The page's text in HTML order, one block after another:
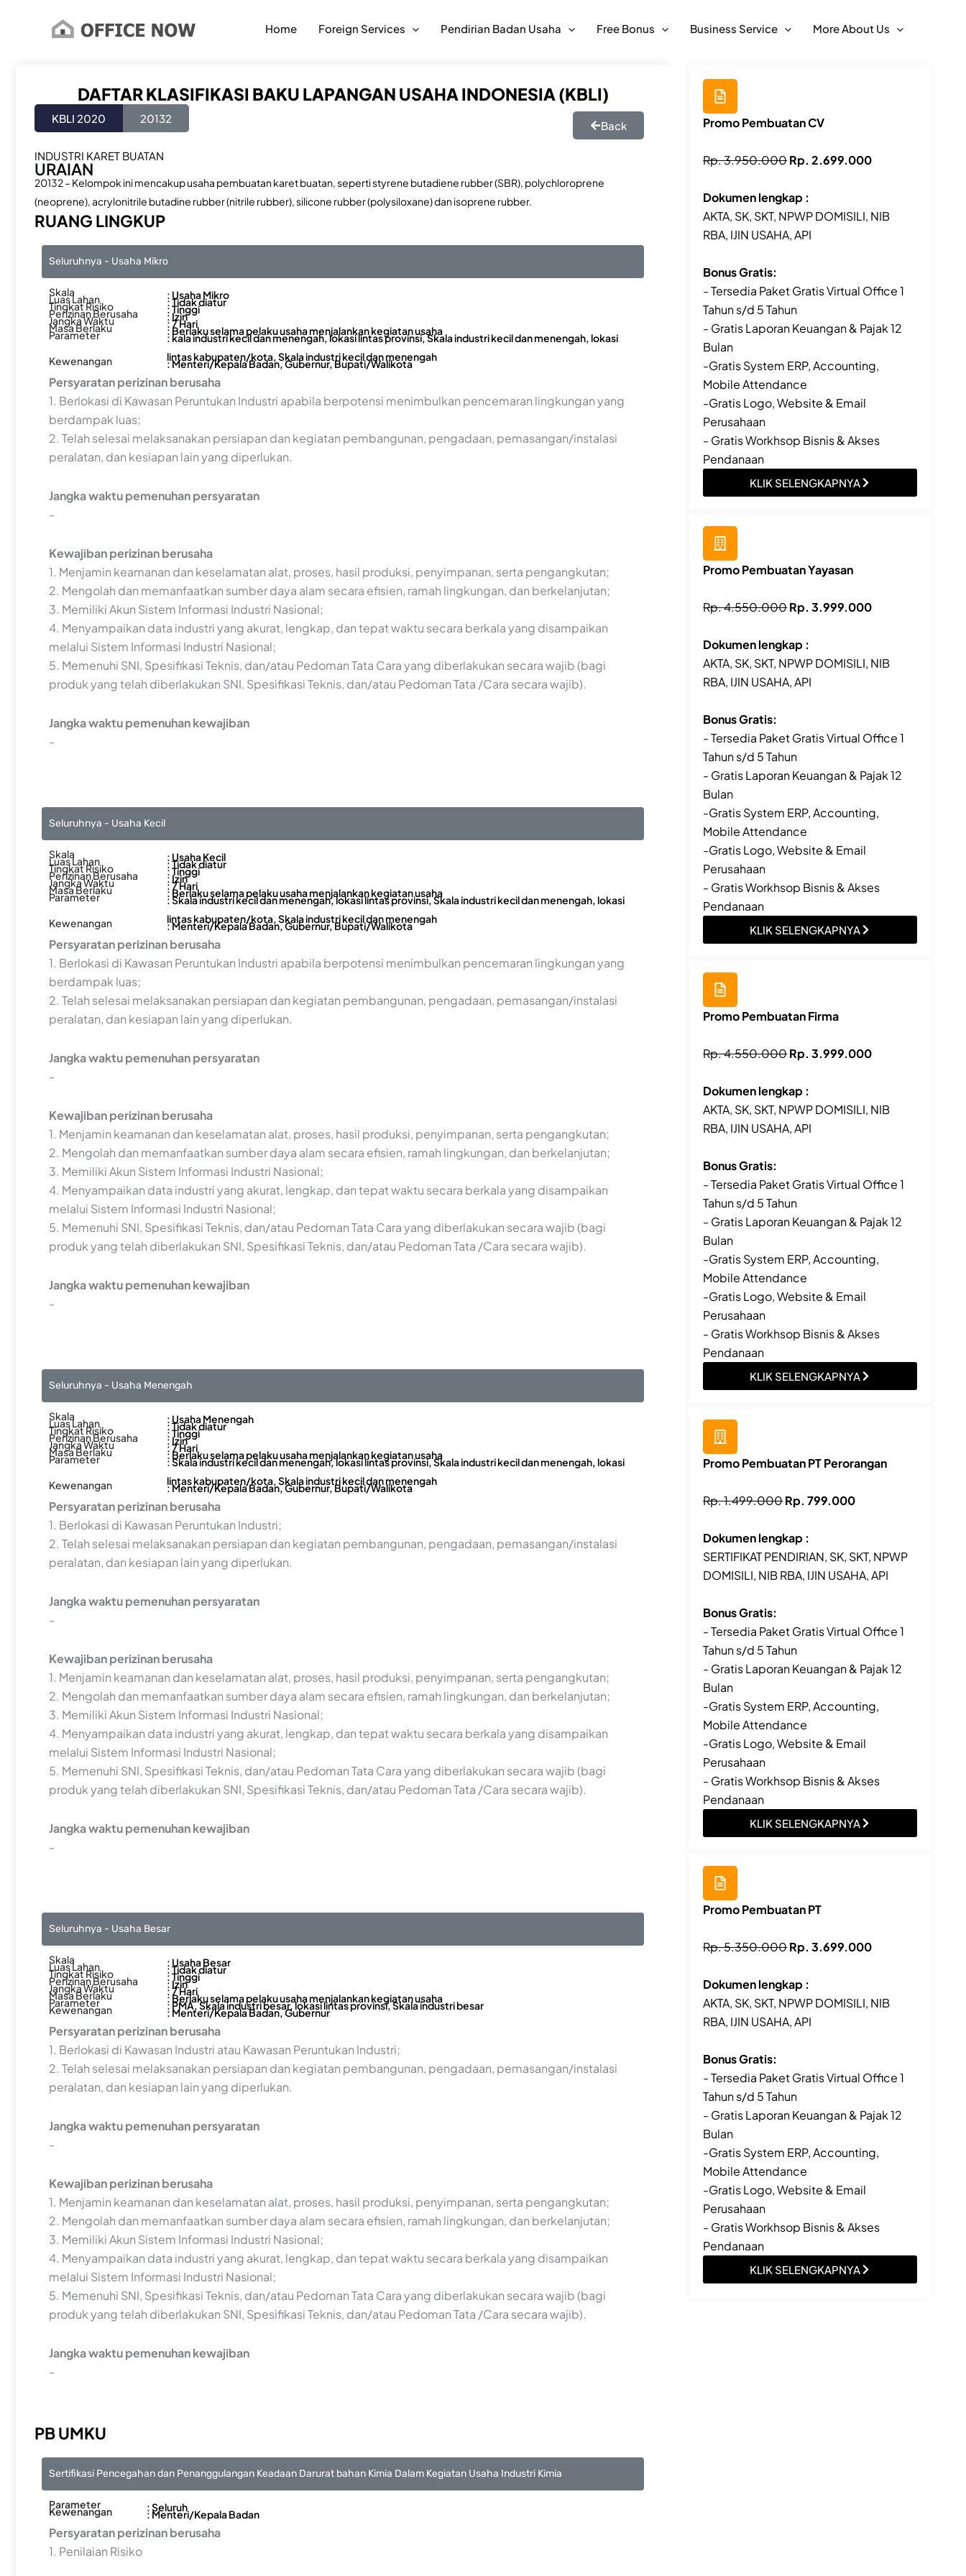
Home Foreign Services Pendirian Badan Usaha Free Bonus Business Service More About Us
DAFTAR KLASIFIKASI BAKU LAPANGAN USAHA INDONESIA (KBLI)
KBLI 2020 20132
Back
INDUSTRI KARET BUATAN
URAIAN
20132 – Kelompok ini mencakup usaha pembuatan karet buatan, seperti styrene butadiene rubber (SBR), polychloroprene
(neoprene), acrylonitrile butadine rubber (nitrile rubber), silicone rubber (polysiloxane) dan isoprene rubber.
RUANG LINGKUP
Seluruhnya - Usaha Mikro
Skala : Usaha Mikro
Luas Lahan : Tidak diatur
Tingkat Risiko : Tinggi
Perizinan Berusaha : Izin
Jangka Waktu : 7 Hari
Masa Berlaku : Berlaku selama pelaku usaha menjalankan kegiatan usaha
Parameter
: kala industri kecil dan menengah, lokasi lintas provinsi, Skala industri kecil dan menengah, lokasi
lintas kabupaten/kota, Skala industri kecil dan menengah
Kewenangan : Menteri/Kepala Badan, Gubernur, Bupati/Walikota
Persyaratan perizinan berusaha
1. Berlokasi di Kawasan Peruntukan Industri apabila berpotensi menimbulkan pencemaran lingkungan yang
berdampak luas;
2. Telah selesai melaksanakan persiapan dan kegiatan pembangunan, pengadaan, pemasangan/instalasi
peralatan, dan kesiapan lain yang diperlukan.
Jangka waktu pemenuhan persyaratan
-
Kewajiban perizinan berusaha
1. Menjamin keamanan dan keselamatan alat, proses, hasil produksi, penyimpanan, serta pengangkutan;
2. Mengolah dan memanfaatkan sumber daya alam secara efisien, ramah lingkungan, dan berkelanjutan;
3. Memiliki Akun Sistem Informasi Industri Nasional;
4. Menyampaikan data industri yang akurat, lengkap, dan tepat waktu secara berkala yang disampaikan
melalui Sistem Informasi Industri Nasional;
5. Memenuhi SNI, Spesifikasi Teknis, dan/atau Pedoman Tata Cara yang diberlakukan secara wajib (bagi
produk yang telah diberlakukan SNI, Spesifikasi Teknis, dan/atau Pedoman Tata /Cara secara wajib).
Jangka waktu pemenuhan kewajiban
-
Seluruhnya - Usaha Kecil
Skala : Usaha Kecil
Luas Lahan : Tidak diatur
Tingkat Risiko : Tinggi
Perizinan Berusaha : Izin
Jangka Waktu : 7 Hari
Masa Berlaku : Berlaku selama pelaku usaha menjalankan kegiatan usaha
Parameter
: Skala industri kecil dan menengah, lokasi lintas provinsi, Skala industri kecil dan menengah, lokasi
lintas kabupaten/kota, Skala industri kecil dan menengah
Kewenangan : Menteri/Kepala Badan, Gubernur, Bupati/Walikota
Persyaratan perizinan berusaha
1. Berlokasi di Kawasan Peruntukan Industri apabila berpotensi menimbulkan pencemaran lingkungan yang
berdampak luas;
2. Telah selesai melaksanakan persiapan dan kegiatan pembangunan, pengadaan, pemasangan/instalasi
peralatan, dan kesiapan lain yang diperlukan.
Jangka waktu pemenuhan persyaratan
-
Kewajiban perizinan berusaha
1. Menjamin keamanan dan keselamatan alat, proses, hasil produksi, penyimpanan, serta pengangkutan;
2. Mengolah dan memanfaatkan sumber daya alam secara efisien, ramah lingkungan, dan berkelanjutan;
3. Memiliki Akun Sistem Informasi Industri Nasional;
4. Menyampaikan data industri yang akurat, lengkap, dan tepat waktu secara berkala yang disampaikan
melalui Sistem Informasi Industri Nasional;
5. Memenuhi SNI, Spesifikasi Teknis, dan/atau Pedoman Tata Cara yang diberlakukan secara wajib (bagi
produk yang telah diberlakukan SNI, Spesifikasi Teknis, dan/atau Pedoman Tata /Cara secara wajib).
Jangka waktu pemenuhan kewajiban
-
Seluruhnya - Usaha Menengah
Skala : Usaha Menengah
Luas Lahan : Tidak diatur
Tingkat Risiko : Tinggi
Perizinan Berusaha : Izin
Jangka Waktu : 7 Hari
Masa Berlaku : Berlaku selama pelaku usaha menjalankan kegiatan usaha
Parameter
: Skala industri kecil dan menengah, lokasi lintas provinsi, Skala industri kecil dan menengah, lokasi
lintas kabupaten/kota, Skala industri kecil dan menengah
Kewenangan : Menteri/Kepala Badan, Gubernur, Bupati/Walikota
Persyaratan perizinan berusaha
1. Berlokasi di Kawasan Peruntukan Industri;
2. Telah selesai melaksanakan persiapan dan kegiatan pembangunan, pengadaan, pemasangan/instalasi
peralatan, dan kesiapan lain yang diperlukan.
Jangka waktu pemenuhan persyaratan
-
Kewajiban perizinan berusaha
1. Menjamin keamanan dan keselamatan alat, proses, hasil produksi, penyimpanan, serta pengangkutan;
2. Mengolah dan memanfaatkan sumber daya alam secara efisien, ramah lingkungan, dan berkelanjutan;
3. Memiliki Akun Sistem Informasi Industri Nasional;
4. Menyampaikan data industri yang akurat, lengkap, dan tepat waktu secara berkala yang disampaikan
melalui Sistem Informasi Industri Nasional;
5. Memenuhi SNI, Spesifikasi Teknis, dan/atau Pedoman Tata Cara yang diberlakukan secara wajib (bagi
produk yang telah diberlakukan SNI, Spesifikasi Teknis, dan/atau Pedoman Tata /Cara secara wajib).
Jangka waktu pemenuhan kewajiban
-
Seluruhnya - Usaha Besar
Skala : Usaha Besar
Luas Lahan : Tidak diatur
Tingkat Risiko : Tinggi
Perizinan Berusaha : Izin
Jangka Waktu : 7 Hari
Masa Berlaku : Berlaku selama pelaku usaha menjalankan kegiatan usaha
Parameter : PMA, Skala industri besar, lokasi lintas provinsi, Skala industri besar
Kewenangan : Menteri/Kepala Badan, Gubernur
Persyaratan perizinan berusaha
1. Berlokasi di Kawasan Industri atau Kawasan Peruntukan Industri;
2. Telah selesai melaksanakan persiapan dan kegiatan pembangunan, pengadaan, pemasangan/instalasi
peralatan, dan kesiapan lain yang diperlukan.
Jangka waktu pemenuhan persyaratan
-
Kewajiban perizinan berusaha
1. Menjamin keamanan dan keselamatan alat, proses, hasil produksi, penyimpanan, serta pengangkutan;
2. Mengolah dan memanfaatkan sumber daya alam secara efisien, ramah lingkungan, dan berkelanjutan;
3. Memiliki Akun Sistem Informasi Industri Nasional;
4. Menyampaikan data industri yang akurat, lengkap, dan tepat waktu secara berkala yang disampaikan
melalui Sistem Informasi Industri Nasional;
5. Memenuhi SNI, Spesifikasi Teknis, dan/atau Pedoman Tata Cara yang diberlakukan secara wajib (bagi
produk yang telah diberlakukan SNI, Spesifikasi Teknis, dan/atau Pedoman Tata /Cara secara wajib).
Jangka waktu pemenuhan kewajiban
-
PB UMKU
Sertifikasi Pencegahan dan Penanggulangan Keadaan Darurat bahan Kimia Dalam Kegiatan Usaha Industri Kimia
Parameter : Seluruh
Kewenangan : Menteri/Kepala Badan
Persyaratan perizinan berusaha
1. Penilaian Risiko
Promo Pembuatan CV
Rp. 3.950.000Rp. 2.699.000
Dokumen lengkap :
AKTA, SK, SKT, NPWP DOMISILI, NIB
RBA, IJIN USAHA, API
Bonus Gratis:
- Tersedia Paket Gratis Virtual Office 1
Tahun s/d 5 Tahun
- Gratis Laporan Keuangan & Pajak 12
Bulan
-Gratis System ERP, Accounting,
Mobile Attendance
-Gratis Logo, Website & Email
Perusahaan
- Gratis Workhsop Bisnis & Akses
Pendanaan
KLIK SELENGKAPNYA
Promo Pembuatan Yayasan
Rp. 4.550.000Rp. 3.999.000
Dokumen lengkap :
AKTA, SK, SKT, NPWP DOMISILI, NIB
RBA, IJIN USAHA, API
Bonus Gratis:
- Tersedia Paket Gratis Virtual Office 1
Tahun s/d 5 Tahun
- Gratis Laporan Keuangan & Pajak 12
Bulan
-Gratis System ERP, Accounting,
Mobile Attendance
-Gratis Logo, Website & Email
Perusahaan
- Gratis Workhsop Bisnis & Akses
Pendanaan
KLIK SELENGKAPNYA
Promo Pembuatan Firma
Rp. 4.550.000Rp. 3.999.000
Dokumen lengkap :
AKTA, SK, SKT, NPWP DOMISILI, NIB
RBA, IJIN USAHA, API
Bonus Gratis:
- Tersedia Paket Gratis Virtual Office 1
Tahun s/d 5 Tahun
- Gratis Laporan Keuangan & Pajak 12
Bulan
-Gratis System ERP, Accounting,
Mobile Attendance
-Gratis Logo, Website & Email
Perusahaan
- Gratis Workhsop Bisnis & Akses
Pendanaan
KLIK SELENGKAPNYA
Promo Pembuatan PT Perorangan
Rp. 1.499.000Rp. 799.000
Dokumen lengkap :
SERTIFIKAT PENDIRIAN, SK, SKT, NPWP
DOMISILI, NIB RBA, IJIN USAHA, API
Bonus Gratis:
- Tersedia Paket Gratis Virtual Office 1
Tahun s/d 5 Tahun
- Gratis Laporan Keuangan & Pajak 12
Bulan
-Gratis System ERP, Accounting,
Mobile Attendance
-Gratis Logo, Website & Email
Perusahaan
- Gratis Workhsop Bisnis & Akses
Pendanaan
KLIK SELENGKAPNYA
Promo Pembuatan PT
Rp. 5.350.000Rp. 3.699.000
Dokumen lengkap :
AKTA, SK, SKT, NPWP DOMISILI, NIB
RBA, IJIN USAHA, API
Bonus Gratis:
- Tersedia Paket Gratis Virtual Office 1
Tahun s/d 5 Tahun
- Gratis Laporan Keuangan & Pajak 12
Bulan
-Gratis System ERP, Accounting,
Mobile Attendance
-Gratis Logo, Website & Email
Perusahaan
- Gratis Workhsop Bisnis & Akses
Pendanaan
KLIK SELENGKAPNYA